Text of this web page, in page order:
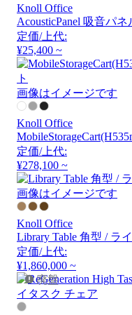
Knoll Office
AcousticPanel 吸音パ
定価/上代:
¥25,400 ~
画像はイメージです
Knoll Office
定価/上代:
¥278,100 ~
画像はイメージです
Knoll Office
Library Table 角型 / ラ
定価/上代:
¥1,860,000 ~
廃盤